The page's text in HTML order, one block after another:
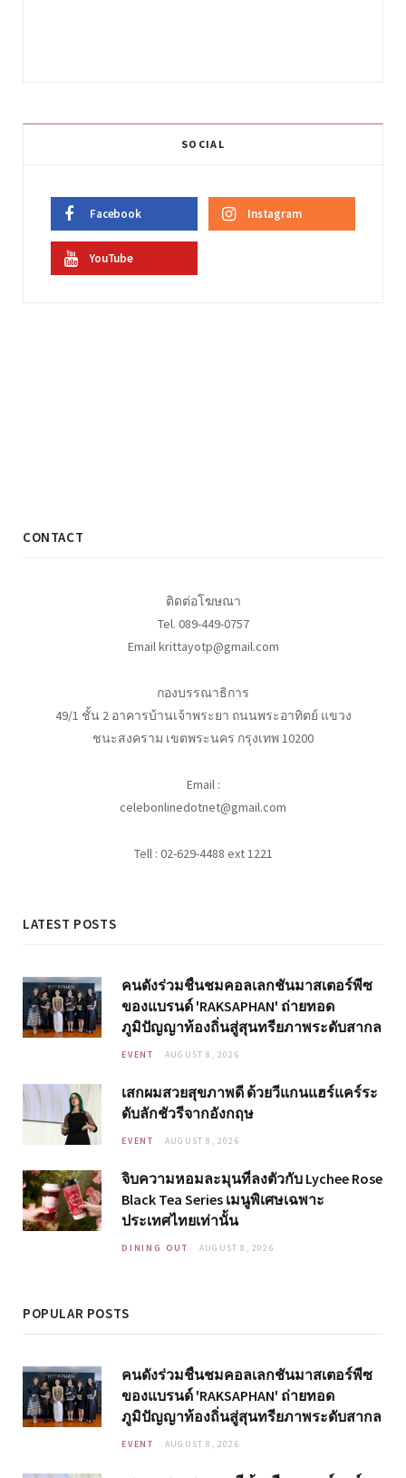
SOCIAL
Facebook Instagram
YouTube
CONTACT
ติดต่อโฆษณา
Tel. 089-449-0757
Email krittayotp@gmail.com
กองบรรณาธิการ
49/1 ชั้น 2 อาคารบ้านเจ้าพระยา ถนนพระอาทิตย์ แขวง
ชนะสงคราม เขตพระนคร กรุงเทพ 10200
Email :
celebonlinedotnet@gmail.com
Tell : 02-629-4488 ext 1221
LATEST POSTS
คนดังร่วมชื่นชมคอลเลกชันมาสเตอร์พีซ
ของแบรนด์ 'RAKSAPHAN' ถ่ายทอด
ภูมิปัญญาท้องถิ่นสู่สุนทรียภาพระดับสากล
EVENT AUGUST 8, 2026
เสกผมสวยสุขภาพดี ด้วยวีแกนแฮร์แคร์ระ
ดับลักชัวรีจากอังกฤษ
EVENT AUGUST 8, 2026
จิบความหอมละมุนที่ลงตัวกับ Lychee Rose
Black Tea Series เมนูพิเศษเฉพาะ
ประเทศไทยเท่านั้น
DINING OUT AUGUST 8, 2026
POPULAR POSTS
คนดังร่วมชื่นชมคอลเลกชันมาสเตอร์พีซ
ของแบรนด์ 'RAKSAPHAN' ถ่ายทอด
ภูมิปัญญาท้องถิ่นสู่สุนทรียภาพระดับสากล
EVENT AUGUST 8, 2026